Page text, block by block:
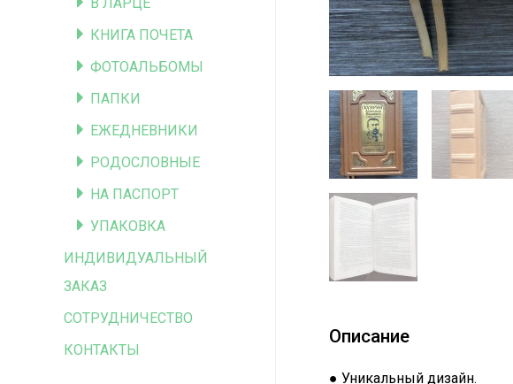
КНИГА ПОЧЕТА
ФОТОАЛЬБОМЫ
ПАПКИ
ЕЖЕДНЕВНИКИ
РОДОСЛОВНЫЕ
НА ПАСПОРТ
УПАКОВКА
ИНДИВИДУАЛЬНЫЙ
ЗАКАЗ
СОТРУДНИЧЕСТВО
КОНТАКТЫ
Описание
● Уникальный дизайн.